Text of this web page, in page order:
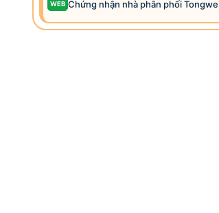
WEB Chứng nhận nhà phân phối